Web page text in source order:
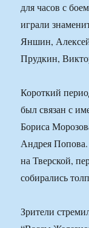
для часов с
играли
Яншин,
Прудкин,
Короткий
был связан с
Бориса
Андрея Попова.
на Тверской,
собирались
Зрители